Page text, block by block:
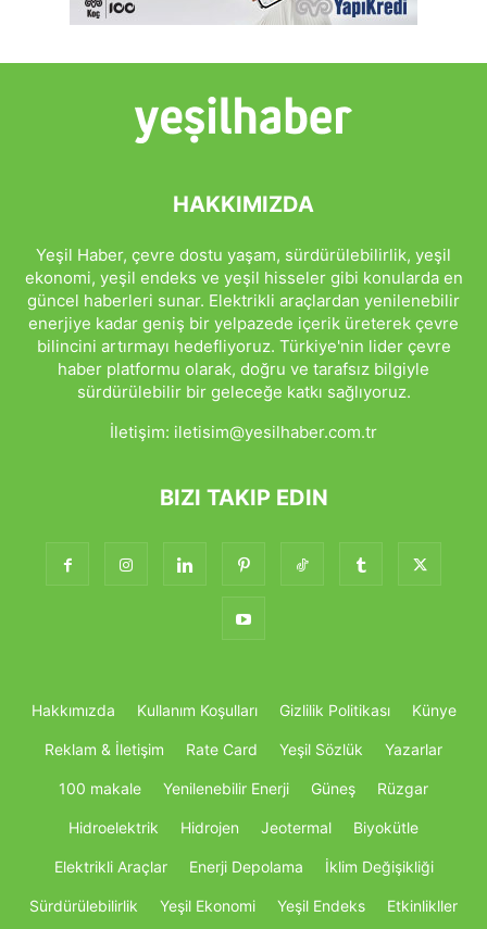
HAKKIMIZDA
Yeşil Haber, çevre dostu yaşam, sürdürülebilirlik, yeşil
ekonomi, yeşil endeks ve yeşil hisseler gibi konularda en
güncel haberleri sunar. Elektrikli araçlardan yenilenebilir
enerjiye kadar geniş bir yelpazede içerik üreterek çevre
bilincini artırmayı hedefliyoruz. Türkiye'nin lider çevre
haber platformu olarak, doğru ve tarafsız bilgiyle
sürdürülebilir bir geleceğe katkı sağlıyoruz.
İletişim: iletisim@yesilhaber.com.tr
BIZI TAKIP EDIN
Hakkımızda Kullanım Koşulları Gizlilik Politikası Künye
Reklam & İletişim Rate Card Yeşil Sözlük Yazarlar
100 makale Yenilenebilir Enerji Güneş Rüzgar
Hidroelektrik Hidrojen Jeotermal Biyokütle
Elektrikli Araçlar Enerji Depolama İklim Değişikliği
Sürdürülebilirlik Yeşil Ekonomi Yeşil Endeks Etkinlikller